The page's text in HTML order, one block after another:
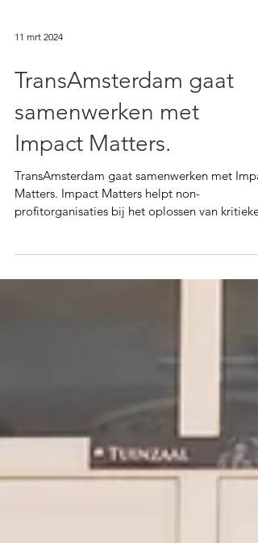
TransAmsterdam gaat
samenwerken met
Impact Matters.
TransAmsterdam gaat samenwerken met
Matters. Impact Matters helpt non-
uitdagingen...